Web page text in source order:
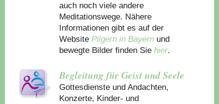
auch noch viele andere
Meditationswege. Nähere
Informationen gibt es auf der
WebsitePilgern in Bayern und
bewegte Bilder finden Sie hier.
Begleitung für Geist und Seele
Gottesdienste und Andachten,
Konzerte, Kinder- und